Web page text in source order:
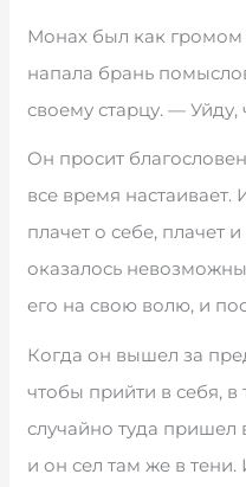
Монах был как громом
напала брань
своему старцу. — Уйду,
Он просит
все время настаивает.
плачет о себе, плачет
оказалось
его на свою волю, и
Когда он вышел за
чтобы прийти в себя,
случайно туда пришел
и он сел там же в